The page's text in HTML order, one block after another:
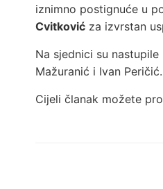
iznimno postignuće u
Cvitković za izvrstan
Na sjednici su
Mažuranić i Ivan Peričić.
Cijeli članak možete